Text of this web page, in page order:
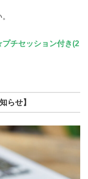
チセッション付き(2
らせ】